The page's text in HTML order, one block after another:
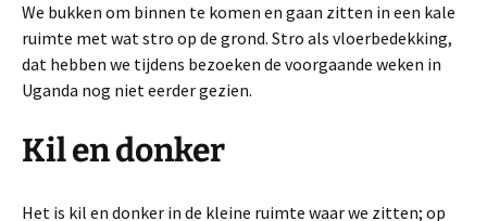
We bukken om binnen te komen en gaan zitten in een kale
ruimte met wat stro op de grond. Stro als vloerbedekking,
dat hebben we tijdens bezoeken de voorgaande weken in
Uganda nog niet eerder gezien.
Kil en donker
Het is kil en donker in de kleine ruimte waar we zitten; op